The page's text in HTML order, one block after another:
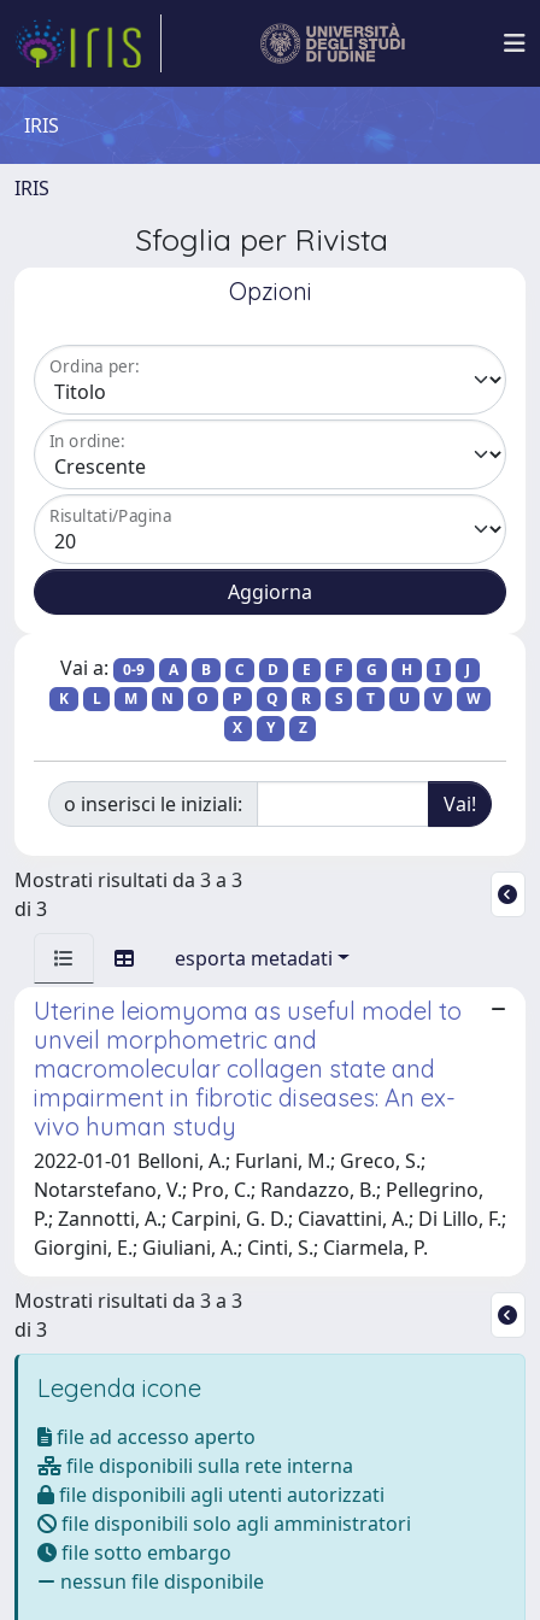
IRIS
IRIS
Sfoglia per Rivista
Opzioni
Ordina per:
In ordine:
Risultati/Pagina
Vai a: 0-9 A B C D E F G H I
J
K
L M N O P Q R S T U V
W
X
Y Z
o inserisci le iniziali:
Mostrati risultati da 3 a 3
di 3
esporta metadati
Uterine leiomyoma as useful model to
unveil morphometric and
macromolecular collagen state and
impairment in fibrotic diseases: An ex-
vivo human study
2022-01-01 Belloni, A.; Furlani, M.; Greco, S.;
Notarstefano, V.; Pro, C.; Randazzo, B.; Pellegrino,
P.; Zannotti, A.; Carpini, G. D.; Ciavattini, A.; Di Lillo, F.;
Giorgini, E.; Giuliani, A.; Cinti, S.; Ciarmela, P.
Mostrati risultati da 3 a 3
di 3
Legenda icone
file ad accesso aperto
file disponibili sulla rete interna
file disponibili agli utenti autorizzati
file disponibili solo agli amministratori
file sotto embargo
nessun file disponibile